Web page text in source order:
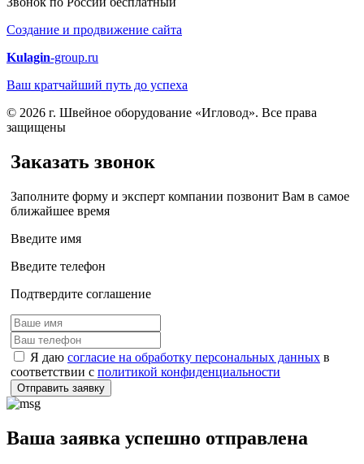
Создание и продвижение сайта
Kulagin-group.ru
Ваш кратчайший путь до успеха
© 2026 г. Швейное оборудование «Игловод». Все права
защищены
Заказать звонок
Заполните форму и эксперт компании позвонит Вам в самое
ближайшее время
Введите имя
Введите телефон
Подтвердите соглашение
Я даю согласие на обработку персональных данных в
соответствии с политикой конфиденциальности
Отправить заявку
Ваша заявка успешно отправлена